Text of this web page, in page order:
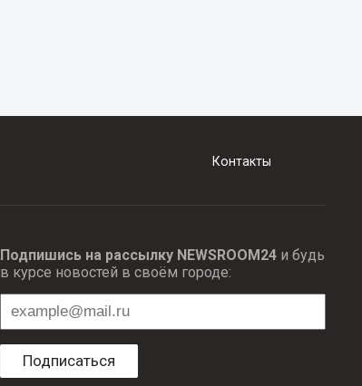
Контакты
Подпишись на рассылку NEWSROOM24и будь
в курсе новостей в своём городе:
Подписаться